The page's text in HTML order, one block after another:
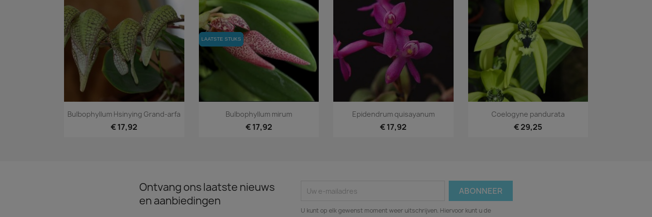
Snel bekijken
Bulbophyllum Hsinying Grand-arfa
€ 17,92
LAATSTE STUKS
LAATSTE STUKS
Snel bekijken
Bulbophyllum mirum
€ 17,92
Snel bekijken
Epidendrum quisayanum
€ 17,92
Snel bekijken
Coelogyne pandurata
€ 29,25
Ontvang ons laatste nieuws
en aanbiedingen
U kunt op elk gewenst moment weer uitschrijven. Hiervoor kunt u de